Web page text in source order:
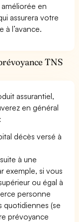
en
assurera votre
à l’avance.
TNS
assurantiel,
en général
décès versé à
à une
exemple, si vous
ou égal à
personne
quotidiennes (se
prévoyance